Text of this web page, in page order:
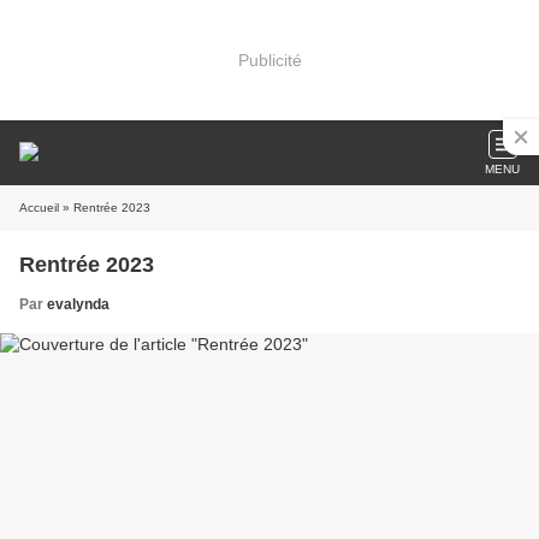
Publicité
MENU
Accueil » Rentrée 2023
Rentrée 2023
Par evalynda